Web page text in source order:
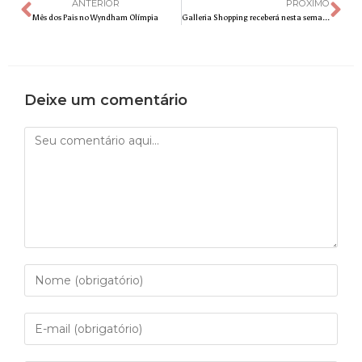
ANTERIOR
Mês dos Pais no Wyndham Olímpia
PRÓXIMO
Galleria Shopping receberá nesta semana o Taurus – Festival de assadores e churrasqueiros BBQ
Deixe um comentário